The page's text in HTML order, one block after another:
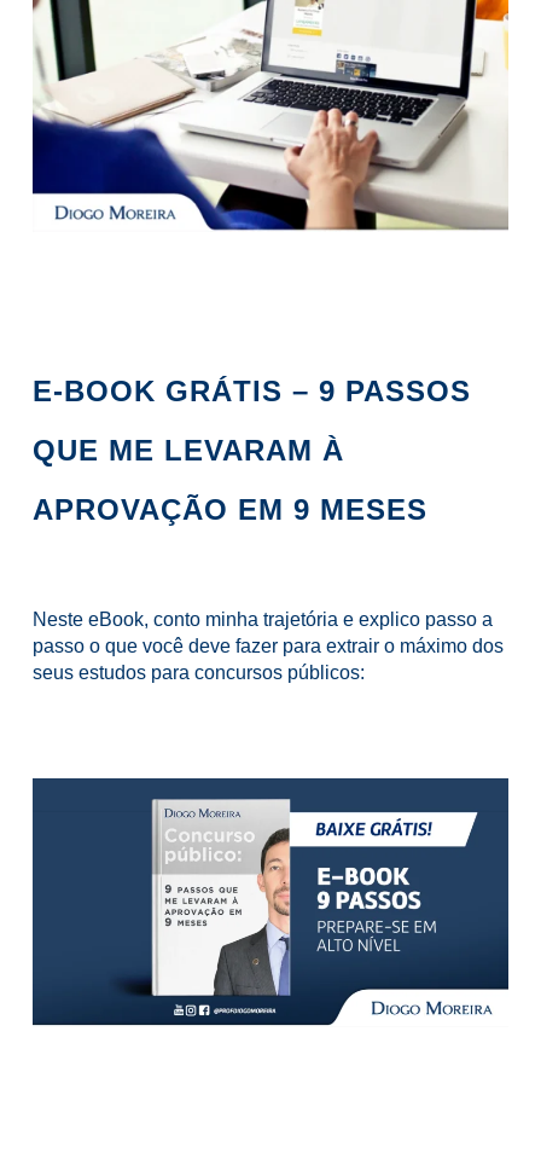
E-BOOK GRÁTIS – 9 PASSOS
QUE ME LEVARAM À
APROVAÇÃO EM 9 MESES
Neste eBook, conto minha trajetória e explico passo a
passo o que você deve fazer para extrair o máximo dos
seus estudos para concursos públicos: